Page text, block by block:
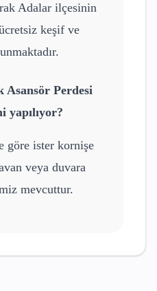
Adalar ilçesinin
keşif ve
Asansör Perdesi
yapılıyor?
göre ister kornişe
veya duvara
mevcuttur.